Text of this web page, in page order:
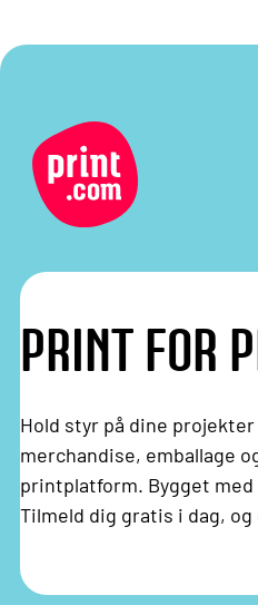
PRINT FOR
Hold styr på dine
merchandise, emballage
printplatform. Bygget
Tilmeld dig gratis i dag,